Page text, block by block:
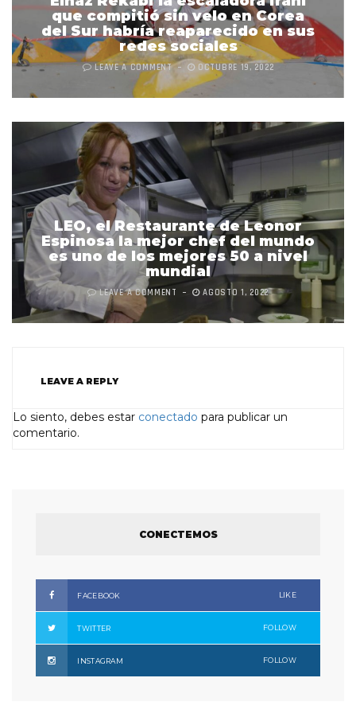
que compitió sin velo en Corea
del Sur habría reaparecido en sus
redes sociales
LEAVE A COMMENT OCTUBRE 19, 2022
LEO, el Restaurante de Leonor
Espinosa la mejor chef del mundo
es uno de los mejores 50 a nivel
mundial
LEAVE A COMMENT AGOSTO 1, 2022
LEAVE A REPLY
Lo siento, debes estar conectado para publicar un
comentario.
CONECTEMOS
FACEBOOK LIKE
TWITTER FOLLOW
INSTAGRAM FOLLOW